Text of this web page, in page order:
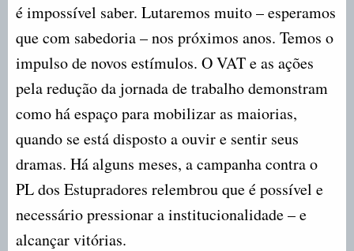
é impossível saber. Lutaremos muito – esperamos
que com sabedoria – nos próximos anos. Temos o
impulso de novos estímulos. O VAT e as ações
pela redução da jornada de trabalho demonstram
como há espaço para mobilizar as maiorias,
quando se está disposto a ouvir e sentir seus
dramas. Há alguns meses, a campanha contra o
PL dos Estupradores relembrou que é possível e
necessário pressionar a institucionalidade – e
alcançar vitórias.